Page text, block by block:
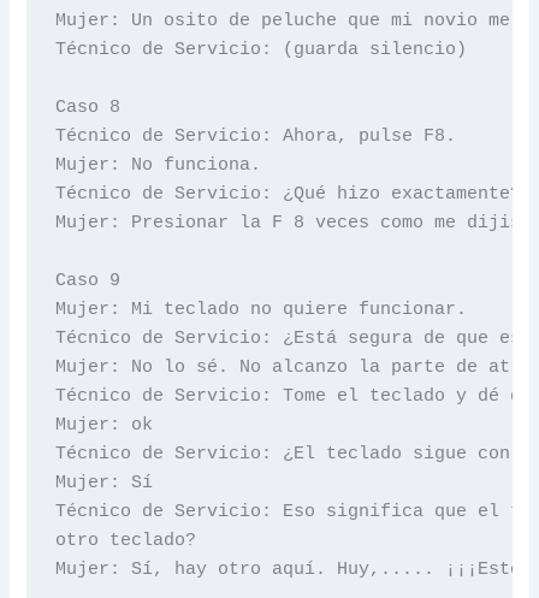
Mujer: Un osito de peluche que mi novio me
Técnico de Servicio: (guarda silencio)
Caso 8
Técnico de Servicio: Ahora, pulse F8.
Mujer: No funciona.
Técnico de Servicio: ¿Qué hizo exactamente?
Mujer: Presionar la F 8 veces como me
Caso 9
Mujer: Mi teclado no quiere funcionar.
Técnico de Servicio: ¿Está segura de que
Mujer: No lo sé. No alcanzo la parte de
Técnico de Servicio: Tome el teclado y dé
Mujer: ok
Técnico de Servicio: ¿El teclado sigue con
Mujer: Sí
Técnico de Servicio: Eso significa que el
otro teclado?
Mujer: Sí, hay otro aquí. Huy,..... ¡¡¡Este